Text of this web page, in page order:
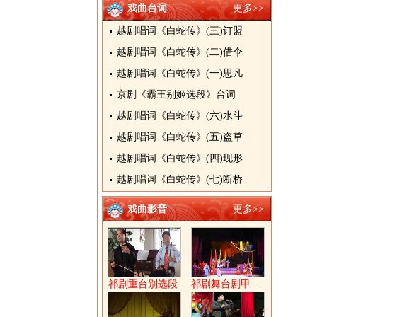
更多>>
戏曲台词
越剧唱词《白蛇传》(三)订盟
越剧唱词《白蛇传》(二)借伞
越剧唱词《白蛇传》(一)思凡
京剧《霸王别姬选段》台词
越剧唱词《白蛇传》(六)水斗
越剧唱词《白蛇传》(五)盗草
越剧唱词《白蛇传》(四)现形
越剧唱词《白蛇传》(七)断桥
更多>>
戏曲影音
祁剧重台别选段 祁剧舞台剧甲申祭上